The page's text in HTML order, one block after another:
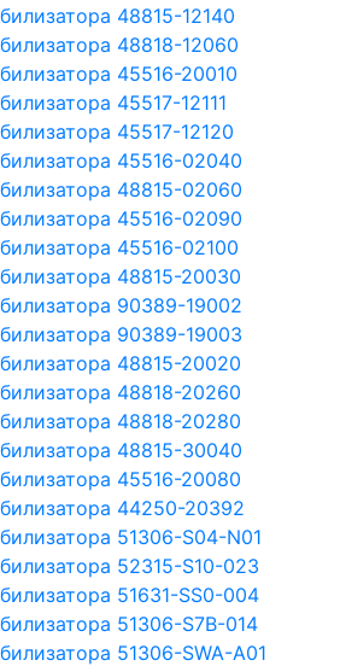
48815-12140
48818-12060
45516-20010
45517-12111
45517-12120
45516-02040
48815-02060
45516-02090
45516-02100
48815-20030
90389-19002
90389-19003
48815-20020
48818-20260
48818-20280
48815-30040
45516-20080
44250-20392
51306-S04-N01
52315-S10-023
51631-SS0-004
51306-S7B-014
51306-SWA-A01